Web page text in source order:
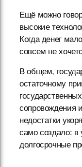
Ещё можно
высокие
Когда денег
совсем не
В общем,
остаточному
сопровождения
недостатки
само создало: в
долгосрочные